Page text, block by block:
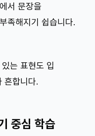
서 문장을
족해지기 쉽습니다.
는 표현도 입
흔합니다.
중심 학습